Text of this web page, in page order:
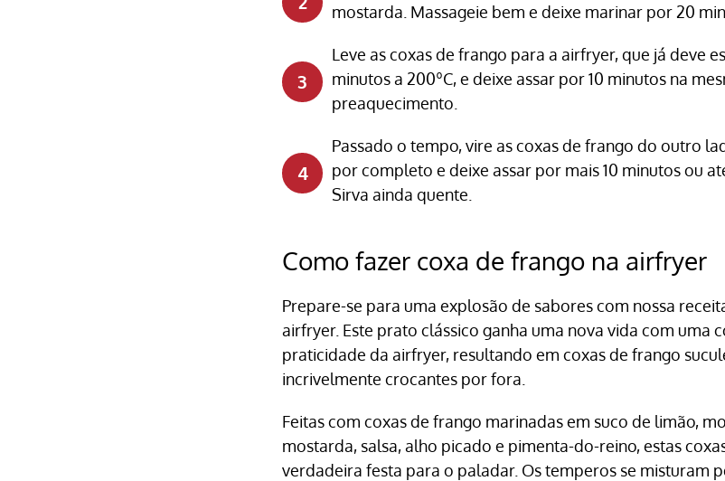
mostarda. Massageie bem e deixe marinar por 20
Leve as coxas de frango para a airfryer, que já deve
minutos a 200ºC, e deixe assar por 10 minutos na
preaquecimento.
Passado o tempo, vire as coxas de frango do outro
por completo e deixe assar por mais 10 minutos ou
Sirva ainda quente.
Como fazer coxa de frango na airfryer
Prepare-se para uma explosão de sabores com nossa
airfryer. Este prato clássico ganha uma nova vida com uma
praticidade da airfryer, resultando em coxas de frango
incrivelmente crocantes por fora.
Feitas com coxas de frango marinadas em suco de limão,
mostarda, salsa, alho picado e pimenta-do-reino, estas
verdadeira festa para o paladar. Os temperos se misturam